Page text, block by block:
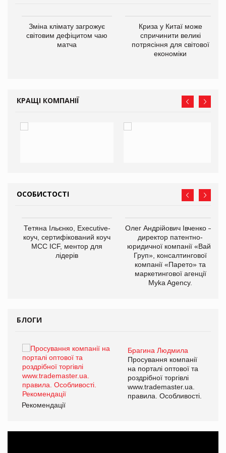
Зміна клімату загрожує
світовим дефіцитом чаю
матча
Криза у Китаї може
спричинити великі
потрясіння для світової
економіки
КРАЩІ КОМПАНІЇ
ОСОБИСТОСТІ
Тетяна Ільєнко, Executive-
коуч, сертифікований коуч
МСС ICF, ментор для
лідерів
Олег Андрійович Івченко —
директор патентно-
юридичної компанії «Вайз
Груп», консалтингової
компанії «Парето» та
маркетингової агенції
Myka Agency.
БЛОГИ
Брагина Людмила
Просування компанії
на порталі оптової та
роздрібної торгівлі
www.trademaster.ua.
правила. Особливості.
Рекомендації